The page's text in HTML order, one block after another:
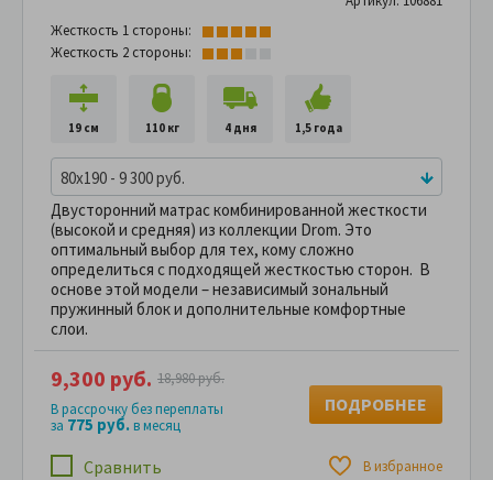
Жесткость 1 стороны:
Жесткость 2 стороны:
19 см 110 кг 4 дня 1,5 года
80x190 - 9 300 руб.
Двусторонний матрас комбинированной жесткости
(высокой и средняя) из коллекции Drom. Это
оптимальный выбор для тех, кому сложно
определиться с подходящей жесткостью сторон. В
основе этой модели – независимый зональный
пружинный блок и дополнительные комфортные
слои.
Сравнить В избранное
9,300 руб. 18,980 руб.
В рассрочку без переплаты
за 775 руб.в месяц
ПОДРОБНЕЕ